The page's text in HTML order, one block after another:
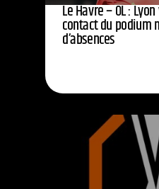
Le Havre – OL :
contact du podium
d’absences